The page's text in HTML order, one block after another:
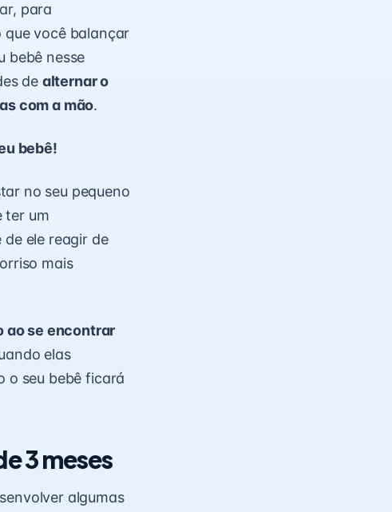
para
você balançar
bebê nesse
de alternar o
com a mão.
bebê!
no seu pequeno
ter um
de ele reagir de
mais
ao se encontrar
elas
o seu bebê ficará
3 meses
algumas